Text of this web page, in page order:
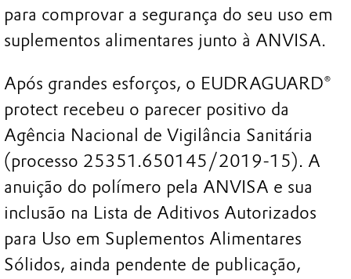
para comprovar a segurança do seu uso em
suplementos alimentares junto à ANVISA.
Após grandes esforços, o EUDRAGUARD®
protect recebeu o parecer positivo da
Agência Nacional de Vigilância Sanitária
(processo 25351.650145/2019-15). A
anuição do polímero pela ANVISA e sua
inclusão na Lista de Aditivos Autorizados
para Uso em Suplementos Alimentares
Sólidos, ainda pendente de publicação,